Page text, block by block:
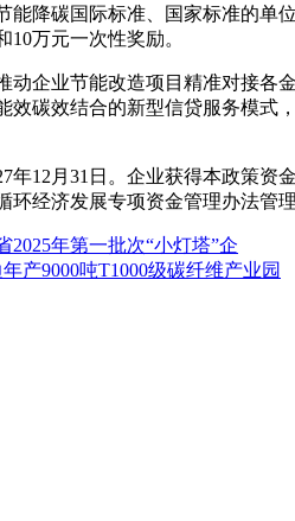
能降碳国际标准、国家标准的
万元一次性奖励。
业节能改造项目精准对接各
效碳效结合的新型信贷服务模
12月31日。企业获得本政策资
环经济发展专项资金管理办法管
2025年第一批次“小灯塔”企
产9000吨T1000级碳纤维产业园